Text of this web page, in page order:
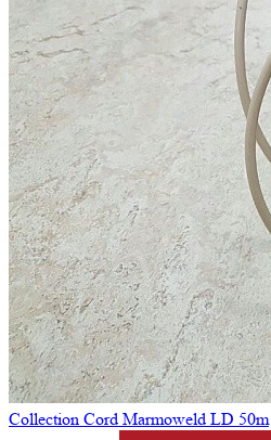
Collection Cord Marmoweld LD 50m